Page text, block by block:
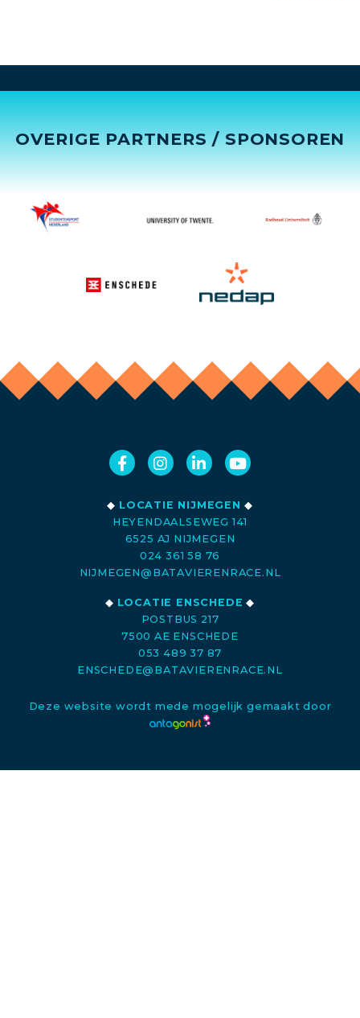
OVERIGE PARTNERS / SPONSOREN
◆ LOCATIE NIJMEGEN ◆
HEYENDAALSEWEG 141
6525 AJ NIJMEGEN
024 361 58 76
NIJMEGEN@BATAVIERENRACE.NL
◆ LOCATIE ENSCHEDE ◆
POSTBUS 217
7500 AE ENSCHEDE
053 489 37 87
ENSCHEDE@BATAVIERENRACE.NL
Deze website wordt mede mogelijk gemaakt door